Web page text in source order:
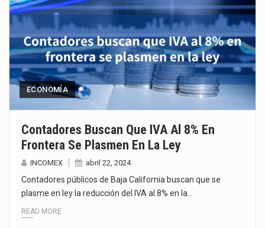
El Tribunal Federal de Justicia Administrativa (TFJA), a través de su Segunda Sala Regional en…
El Gobierno de Estados Unidos ha procesado la devolución de aproximadamente 100,000 millones de dólares…
El mercado laboral mexicano muestra un proceso de precarización sin señales de mejora, según el…
La Cámara Minera de México (Camimex) proyecta una inversión total de 6,402.2 millones de dólares…
ECONOMÍA
Contadores Buscan Que IVA Al 8% En
Frontera Se Plasmen En La Ley
INCOMEX abril 22, 2024
Contadores públicos de Baja California buscan que se
plasme en ley la reducción del IVA al 8% en la…
READ MORE